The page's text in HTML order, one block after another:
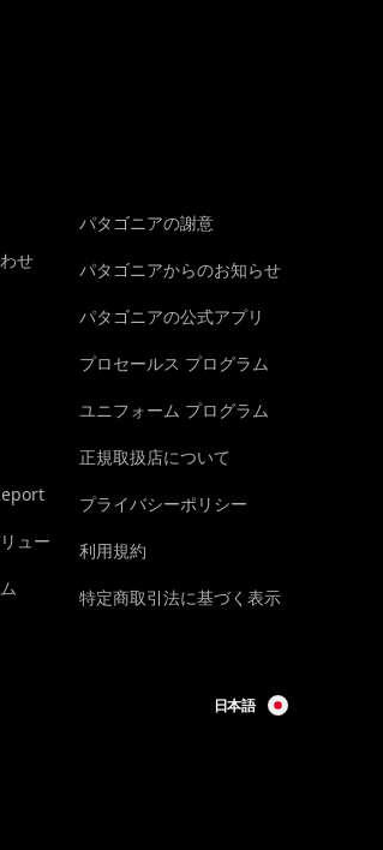
せ
ュー
パタゴニアの謝意
パタゴニアからのお知らせ
パタゴニアの公式アプリ
プロセールス プログラム
ユニフォーム プログラム
正規取扱店について
プライバシーポリシー
利用規約
特定商取引法に基づく表示
日本語